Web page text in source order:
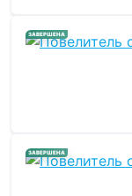
ЗАВЕРШЕНА
ЗАВЕРШЕНА